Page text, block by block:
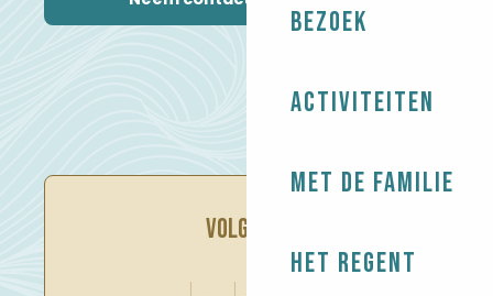
Bezoek
Activiteiten
Met de familie
Het regent
VOLG ONS